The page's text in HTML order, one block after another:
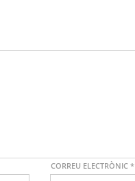
CORREU ELECTRÒNIC *